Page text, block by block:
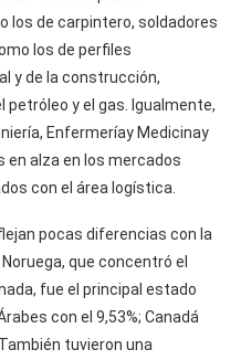
los de carpintero, soldadores
los de perfiles
y de la construcción,
y el gas. Igualmente,
Enfermeríay Medicinay
en alza en los mercados
con el área logística.
pocas diferencias con la
que concentró el
fue el principal estado
con el 9,53%; Canadá
tuvieron una